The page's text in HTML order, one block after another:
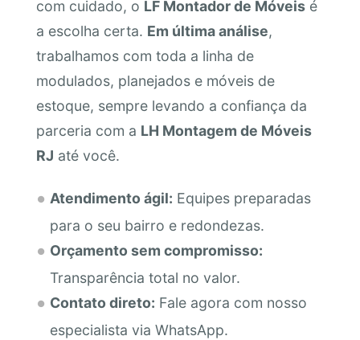
com cuidado, o LF Montador de Móveisé
a escolha certa. Em última análise,
trabalhamos com toda a linha de
modulados, planejados e móveis de
estoque, sempre levando a confiança da
parceria com a LH Montagem de Móveis
RJ até você.
Atendimento ágil: Equipes preparadas
para o seu bairro e redondezas.
Orçamento sem compromisso:
Transparência total no valor.
Contato direto: Fale agora com nosso
especialista via WhatsApp.